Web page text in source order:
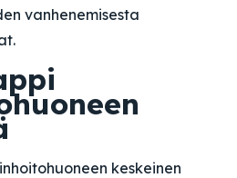
vanhenemisesta
keskeinen